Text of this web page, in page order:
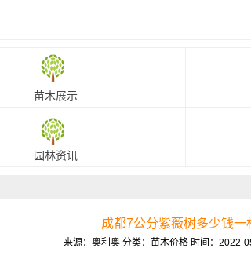
苗木展示
园林资讯
成都7公分紫薇树多少钱一
来源：奥利奥 分类：苗木价格 时间：2022-